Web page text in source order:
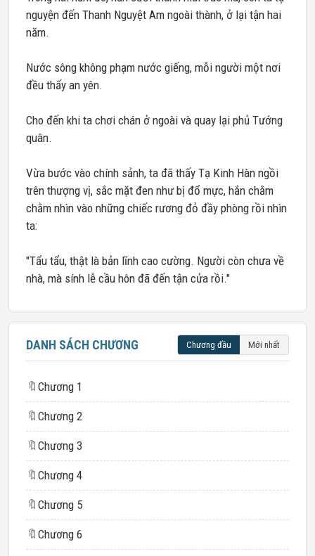
nguyện đến Thanh Nguyệt Am ngoài thành, ở lại tận hai
năm.
Nước sông không phạm nước giếng, mỗi người một nơi
đều thấy an yên.
Cho đến khi ta chơi chán ở ngoài và quay lại phủ Tướng
quân.
Vừa bước vào chính sảnh, ta đã thấy Tạ Kinh Hàn ngồi
trên thượng vị, sắc mặt đen như bị đổ mực, hắn chằm
chằm nhìn vào những chiếc rương đỏ đầy phòng rồi nhìn
ta:
"Tẩu tẩu, thật là bản lĩnh cao cường. Người còn chưa về
nhà, mà sính lễ cầu hôn đã đến tận cửa rồi."
DANH SÁCH CHƯƠNG Chương đầu Mới nhất
🔖 Chương 1
🔖 Chương 2
🔖 Chương 3
🔖 Chương 4
🔖 Chương 5
🔖 Chương 6